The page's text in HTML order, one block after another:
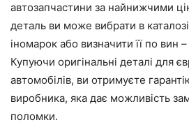
автозапчастини за найнижчими
деталь ви може вибрати в
іномарок або визначити її по вин
Купуючи оригінальні деталі для
автомобілів, ви отримуєте
виробника, яка дає можливість
поломки.